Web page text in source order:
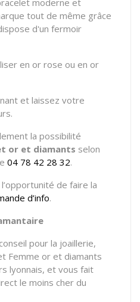
tout de même grâce
d'un fermoir
en or rose ou en or
et laissez votre
la possibilité
or et diamants selon
04 78 42 28 32.
de faire la
d’info.
pour la joaillerie,
Femme or et diamants
lyonnais, et vous fait
le moins cher du